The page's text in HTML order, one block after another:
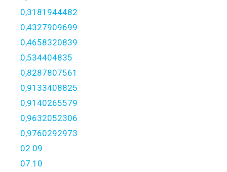
0,3181944482
0,4327909699
0,4658320839
0,534404835
0,8287807561
0,9133408825
0,9140265579
0,9632052306
0,9760292973
02.09
07.10